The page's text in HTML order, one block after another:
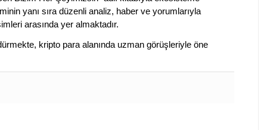
yanı sıra düzenli analiz, haber ve yorumlarıyla
arasında yer almaktadır.
kripto para alanında uzman görüşleriyle öne